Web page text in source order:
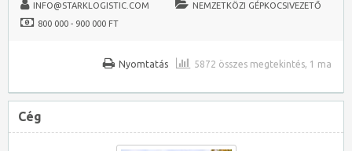
INFO@STARKLOGISTIC.COM
NEMZETKÖZI GÉPKOCSIVEZETŐ
800 000 - 900 000 FT
5872 összes megtekintés, 1 ma
Nyomtatás
Cég